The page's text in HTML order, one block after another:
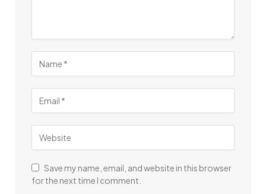
Save my name, email, and website in this browser
for the next time I comment.